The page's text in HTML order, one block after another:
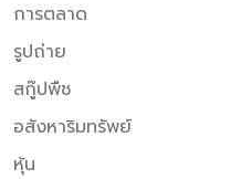
การตลาด
รูปถ่าย
สกู๊ปพืช
อสังหาริมทรัพย์
หุ้น